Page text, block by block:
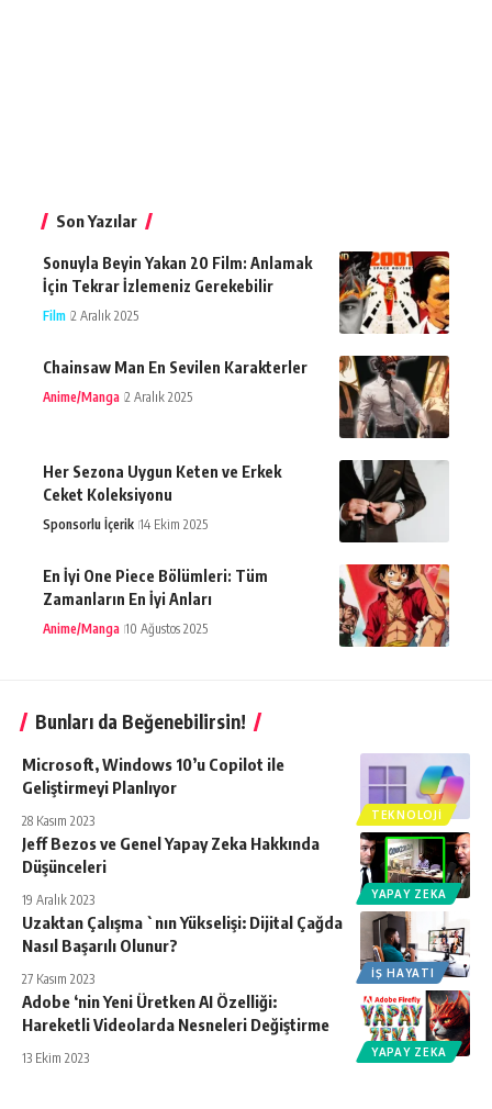
Son Yazılar
Sonuyla Beyin Yakan 20 Film: Anlamak
İçin Tekrar İzlemeniz Gerekebilir
Film 2 Aralık 2025
Chainsaw Man En Sevilen Karakterler
Anime/Manga 2 Aralık 2025
Her Sezona Uygun Keten ve Erkek
Ceket Koleksiyonu
Sponsorlu İçerik 14 Ekim 2025
En İyi One Piece Bölümleri: Tüm
Zamanların En İyi Anları
Anime/Manga 10 Ağustos 2025
Bunları da Beğenebilirsin!
TEKNOLOJI
Microsoft, Windows 10’u Copilot ile
Geliştirmeyi Planlıyor
28 Kasım 2023
YAPAY ZEKA
Jeff Bezos ve Genel Yapay Zeka Hakkında
Düşünceleri
19 Aralık 2023
İŞ HAYATI
Uzaktan Çalışma `nın Yükselişi: Dijital Çağda
Nasıl Başarılı Olunur?
27 Kasım 2023
YAPAY ZEKA
Adobe ‘nin Yeni Üretken AI Özelliği:
Hareketli Videolarda Nesneleri Değiştirme
13 Ekim 2023